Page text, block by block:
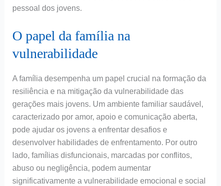
pessoal dos jovens.
O papel da família na
vulnerabilidade
A família desempenha um papel crucial na formação da
resiliência e na mitigação da vulnerabilidade das
gerações mais jovens. Um ambiente familiar saudável,
caracterizado por amor, apoio e comunicação aberta,
pode ajudar os jovens a enfrentar desafios e
desenvolver habilidades de enfrentamento. Por outro
lado, famílias disfuncionais, marcadas por conflitos,
abuso ou negligência, podem aumentar
significativamente a vulnerabilidade emocional e social